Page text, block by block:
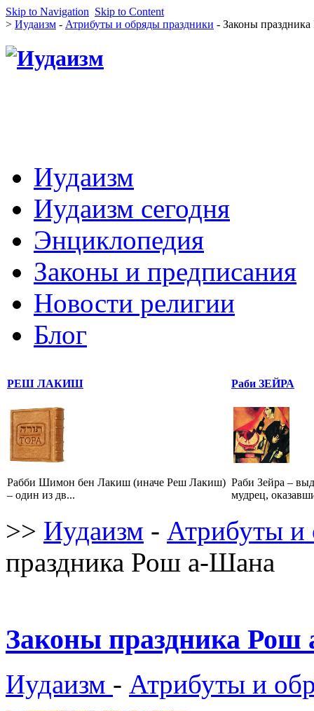
Skip to Navigation Skip to Content
> Иудаизм - Атрибуты и обряды праздники - Законы
Иудаизм
Иудаизм сегодня
Энциклопедия
Законы и предписания
Новости религии
Блог
РЕШ ЛАКИШ
Рабби Шимон бен Лакиш (иначе Реш Лакиш)
– один из дв...
Раби ЗЕЙРА
Раби Зейра –
мудрец,
>> Иудаизм - Атрибуты и
праздника Рош а-Шана
Законы праздника
Иудаизм - Атрибуты и